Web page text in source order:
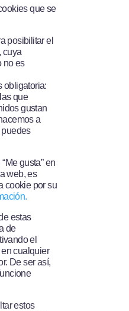
que se
posibilitar el
cuya
no es
obligatoria:
que
gustan
a
puedes
gusta” en
web, es
cookie por su
estas
de
el
cualquier
De ser así,
estos